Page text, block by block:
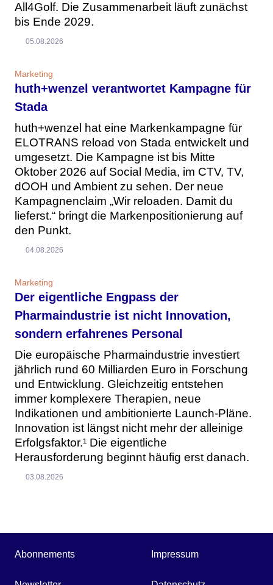
All4Golf. Die Zusammenarbeit läuft zunächst
bis Ende 2029.
05.08.2026
Marketing
huth+wenzel verantwortet Kampagne für
Stada
huth+wenzel hat eine Markenkampagne für
ELOTRANS reload von Stada entwickelt und
umgesetzt. Die Kampagne ist bis Mitte
Oktober 2026 auf Social Media, im CTV, TV,
dOOH und Ambient zu sehen. Der neue
Kampagnenclaim „Wir reloaden. Damit du
lieferst.“ bringt die Markenpositionierung auf
den Punkt.
04.08.2026
Marketing
Der eigentliche Engpass der
Pharmaindustrie ist nicht Innovation,
sondern erfahrenes Personal
Die europäische Pharmaindustrie investiert
jährlich rund 60 Milliarden Euro in Forschung
und Entwicklung. Gleichzeitig entstehen
immer komplexere Therapien, neue
Indikationen und ambitionierte Launch-Pläne.
Innovation ist längst nicht mehr der alleinige
Erfolgsfaktor.¹ Die eigentliche
Herausforderung beginnt häufig erst danach.
03.08.2026
Abonnements Impressum